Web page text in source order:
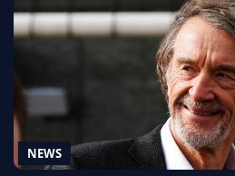
NEWS